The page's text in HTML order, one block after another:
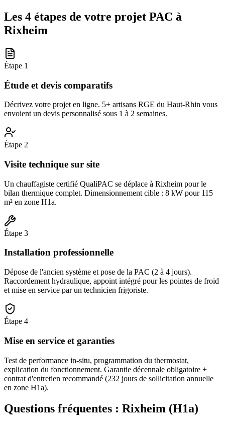
Les 4 étapes de votre projet PAC à
Rixheim
Étape 1
Étude et devis comparatifs
Décrivez votre projet en ligne. 5+ artisans RGE du Haut-Rhin vous
envoient un devis personnalisé sous 1 à 2 semaines.
Étape 2
Visite technique sur site
Un chauffagiste certifié QualiPAC se déplace à Rixheim pour le
bilan thermique complet. Dimensionnement cible : 8 kW pour 115
m² en zone H1a.
Étape 3
Installation professionnelle
Dépose de l'ancien système et pose de la PAC (2 à 4 jours).
Raccordement hydraulique, appoint intégré pour les pointes de froid
et mise en service par un technicien frigoriste.
Étape 4
Mise en service et garanties
Test de performance in-situ, programmation du thermostat,
explication du fonctionnement. Garantie décennale obligatoire +
contrat d'entretien recommandé (232 jours de sollicitation annuelle
en zone H1a).
Questions fréquentes : Rixheim (H1a)